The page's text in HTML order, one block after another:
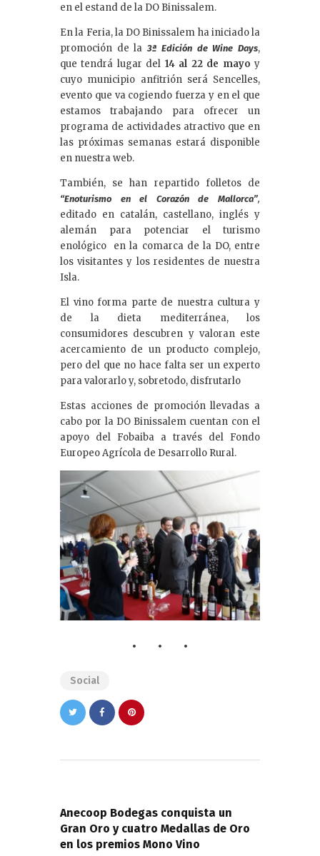
en el estand de la DO Binissalem.
En la Feria, la DO Binissalem ha iniciado la
promoción de la3ª Edición de Wine Days,
que tendrá lugar del 14 al 22 de mayo y
cuyo municipio anfitrión será Sencelles,
evento que va cogiendo fuerza y en el que
estamos trabajando para ofrecer un
programa de actividades atractivo que en
las próximas semanas estará disponible
en nuestra web.
También, se han repartido folletos de
“Enoturismo en el Corazón de Mallorca”,
editado en catalán, castellano, inglés y
alemán para potenciar el turismo
enológico en la comarca de la DO, entre
los visitantes y los residentes de nuestra
Isla.
El vino forma parte de nuestra cultura y
de la dieta mediterránea, los
consumidores descubren y valoran este
acercamiento de un producto complejo,
pero del que no hace falta ser un experto
para valorarlo y, sobretodo, disfrutarlo
Estas acciones de promoción llevadas a
cabo por la DO Binissalem cuentan con el
apoyo del Fobaiba a través del Fondo
Europeo Agrícola de Desarrollo Rural.
Social
entradas
Anecoop Bodegas conquista un
Gran Oro y cuatro Medallas de Oro
en los premios Mono Vino